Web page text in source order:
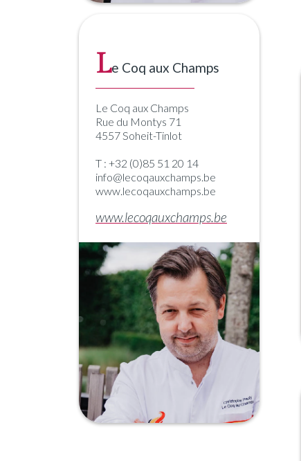
Le Coq aux Champs
Le Coq aux Champs
Rue du Montys 71
4557 Soheit-Tinlot
T : +32 (0)85 51 20 14
info@lecoqauxchamps.be
www.lecoqauxchamps.be
www.lecoqauxchamps.be